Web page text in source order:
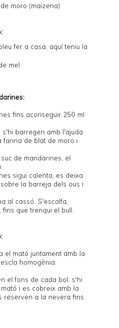
moro (maizena)
fer a casa, aquíteniu la
mel
fins aconseguir 250 ml
s'hi barregen amb l'ajuda
farina de blat de moro i
de mandarines, el
sigui calenta, es deixa
la barreja dels ous i
al cassó. S'escalfa,
que trenqui el bull.
el mató juntament amb la
homogènia.
el fons de cada bol, s'hi
i es cobreix amb la
reserven a la nevera fins